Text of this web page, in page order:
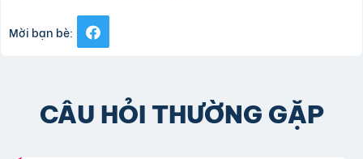
Mời bạn bè:
CÂU HỎI THƯỜNG GẶP